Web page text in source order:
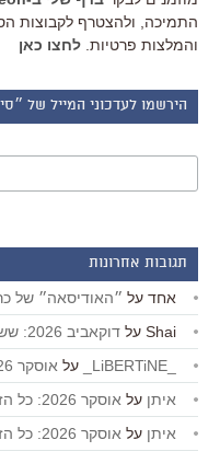
התמיכה, ולהצטרף לקבוצות
והמלצות פרטיות. לחצו כאן
הירשמו לעדכוני המייל של
תגובות אחרונות
אחד על ״האודיסאה״ של
Shai על דוקאביב 2026: שש או שבע המלצות
על אוסקר 2026: כל הזוכים
איתן על אוסקר 2026: כל הזוכים
איתן על אוסקר 2026: כל הזוכים